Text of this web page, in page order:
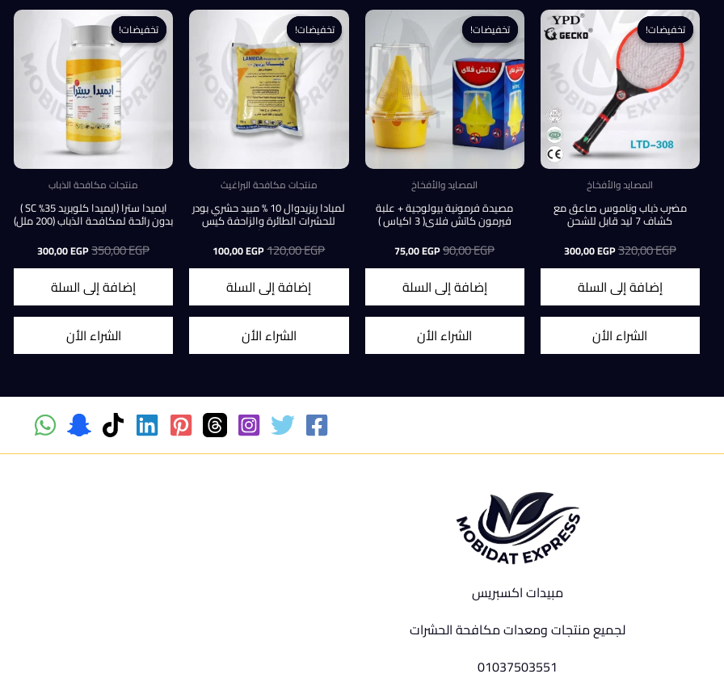
تخفيضات!
تخفيضات!
المصايد والأفخاخ
مضرب ذباب وناموس صاعق مع
كشاف 7 ليد قابل للشحن
320,00EGP السعر
الأصلي
هو:
320,00 EGP.
300,00EGP السعر
الحالي
هو:
إضافة إلى السلة
الشراء الأن
تخفيضات!
تخفيضات!
المصايد والأفخاخ
مصيدة فرمونية بيولوجية + علبة
فيرمون كاتش فلاى( 3 اكياس )
90,00EGP السعر
الأصلي
هو:
90,00 EGP.
75,00EGP السعر
الحالي
هو:
إضافة إلى السلة
الشراء الأن
تخفيضات!
تخفيضات!
منتجات مكافحة البراغيث
لمبادا ريزيدوال 10 % مبيد حشري بودر
للحشرات الطائرة والزاحفة كيس
120,00EGP السعر
الأصلي
هو:
120,00 EGP.
100,00EGP السعر
هو:
إضافة إلى السلة
الشراء الأن
تخفيضات!
تخفيضات!
منتجات مكافحة الذباب
ايميدا سترا (ايميدا كلوبريد 35% SC )
بدون رائحة لمكافحة الذباب (200 ملل)
350,00EGP السعر
الأصلي
هو:
350,00 EGP.
300,00EGP السعر
الحالي
هو:
إضافة إلى السلة
الشراء الأن
مبيدات اكسبريس
لجميع منتجات ومعدات مكافحة الحشرات
01037503551